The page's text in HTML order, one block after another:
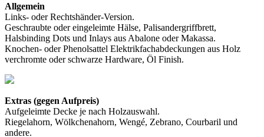
Allgemein
Links- oder Rechtshänder-Version.
Geschraubte oder eingeleimte Hälse, Palisandergriffbrett,
Halsbinding Dots und Inlays aus Abalone oder Makassa.
Knochen- oder Phenolsattel Elektrikfachabdeckungen aus Holz
verchromte oder schwarze Hardware, Öl Finish.
Extras (gegen Aufpreis)
Aufgeleimte Decke je nach Holzauswahl.
Riegelahorn, Wölkchenahorn, Wengé, Zebrano, Courbaril und
andere.